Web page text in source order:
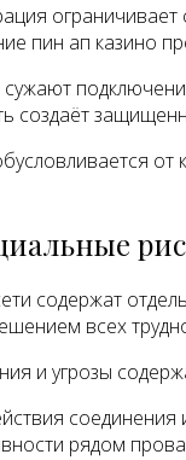
пин ап казино
создаёт
содержат
всех
и угрозы
рядом